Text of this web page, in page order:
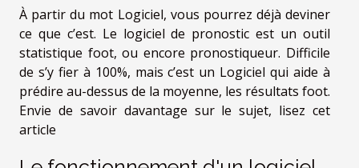
À partir du mot Logiciel, vous pourrez déjà deviner
ce que c’est. Le logiciel de pronostic est un outil
statistique foot, ou encore pronostiqueur. Difficile
de s’y fier à 100%, mais c’est un Logiciel qui aide à
prédire au-dessus de la moyenne, les résultats foot.
Envie de savoir davantage sur le sujet, lisez cet
article